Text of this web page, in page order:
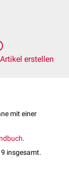
Artikel erstellen
mit einer
.
insgesamt.